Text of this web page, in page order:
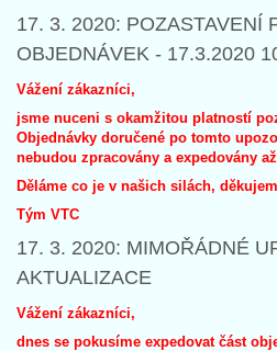
17. 3. 2020: POZASTAVENÍ
OBJEDNÁVEK - 17.3.2020
Vážení zákazníci,
jsme nuceni s okamžitou platností
Objednávky doručené po tomto
nebudou zpracovány a expedovány
Děláme co je v našich silách,
Tým VTC
17. 3. 2020: MIMOŘÁDNÉ
AKTUALIZACE
Vážení zákazníci,
dnes se pokusíme expedovat část